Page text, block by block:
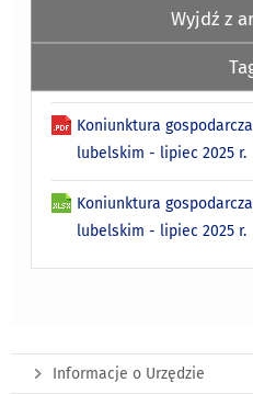
Wyjdź z
Koniunktura
lubelskim - lipiec 2025 r.
Koniunktura
lubelskim - lipiec 2025 r.
Informacje o Urzędzie